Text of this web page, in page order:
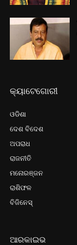
କ୍ୟାଟେଗୋରୀ
ଓଡିଶା
ଦେଶ ବିଦେଶ
ଅପରାଧ
ରାଜନୀତି
ମନୋରଞ୍ଜନ
ରାଶିଫଳ
ବିଜିନେସ୍
ଆରକାଇଭ